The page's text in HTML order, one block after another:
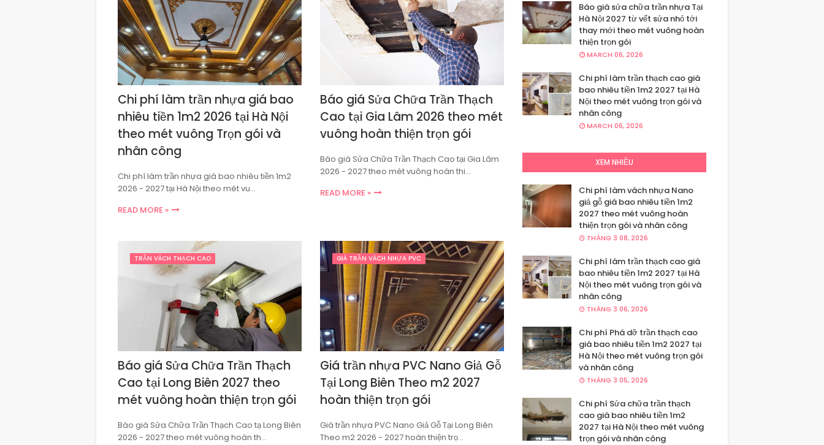
Chi phí làm trần nhựa giá bao
nhiêu tiền 1m2 2026 tại Hà Nội
theo mét vuông Trọn gói và
nhân công
Chi phí làm trần nhựa giá bao nhiêu tiền 1m2
2026 - 2027 tại Hà Nội theo mét vu…
READ MORE »
Báo giá Sửa Chữa Trần Thạch
Cao tại Gia Lâm 2026 theo mét
vuông hoàn thiện trọn gói
Báo giá Sửa Chữa Trần Thạch Cao tại Gia Lâm
2026 - 2027 theo mét vuông hoàn thi…
READ MORE »
TRẦN VÁCH THẠCH CAO
Báo giá Sửa Chữa Trần Thạch
Cao tại Long Biên 2027 theo
mét vuông hoàn thiện trọn gói
Báo giá Sửa Chữa Trần Thạch Cao tạ Long Biên
2026 - 2027 theo mét vuông hoàn th…
GIÁ TRẦN VÁCH NHỰA PVC
Giá trần nhựa PVC Nano Giả Gỗ
Tại Long Biên Theo m2 2027
hoàn thiện trọn gói
Giá trần nhựa PVC Nano Giả Gỗ Tại Long Biên
Theo m2 2026 - 2027 hoàn thiện trọ…
Báo giá sửa chữa trần nhựa Tại
Hà Nội 2027 từ vết sửa nhỏ tới
thay mới theo mét vuông hoàn
thiện trọn gói
MARCH 06, 2026
Chi phí làm trần thạch cao giá
bao nhiêu tiền 1m2 2027 tại Hà
Nội theo mét vuông trọn gói và
nhân công
MARCH 06, 2026
XEM NHIỀU
Chi phí làm vách nhựa Nano
giả gỗ giá bao nhiêu tiền 1m2
2027 theo mét vuông hoàn
thiện trọn gói và nhân công
THÁNG 3 08, 2026
Chi phí làm trần thạch cao giá
bao nhiêu tiền 1m2 2027 tại Hà
Nội theo mét vuông trọn gói và
nhân công
THÁNG 3 06, 2026
Chi phí Phá dỡ trần thạch cao
giá bao nhiêu tiền 1m2 2027 tại
Hà Nội theo mét vuông trọn gói
và nhân công
THÁNG 3 05, 2026
Chi phí Sửa chữa trần thạch
cao giá bao nhiêu tiền 1m2
2027 tại Hà Nội theo mét vuông
trọn gói và nhân công